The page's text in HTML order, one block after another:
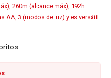
260m (alcance máx), 192h
AA, 3 (modos de luz) y es versátil.